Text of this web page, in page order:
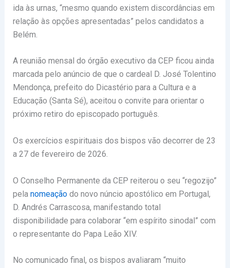
ida às urnas, “mesmo quando existem discordâncias em
relação às opções apresentadas” pelos candidatos a
Belém.
A reunião mensal do órgão executivo da CEP ficou ainda
marcada pelo anúncio de que o cardeal D. José Tolentino
Mendonça, prefeito do Dicastério para a Cultura e a
Educação (Santa Sé), aceitou o convite para orientar o
próximo retiro do episcopado português.
Os exercícios espirituais dos bispos vão decorrer de 23
a 27 de fevereiro de 2026.
O Conselho Permanente da CEP reiterou o seu “regozijo”
pela nomeaçãodo novo núncio apostólico em Portugal,
D. Andrés Carrascosa, manifestando total
disponibilidade para colaborar “em espírito sinodal” com
o representante do Papa Leão XIV.
No comunicado final, os bispos avaliaram “muito